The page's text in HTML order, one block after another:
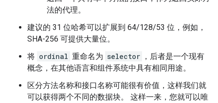
法的代理。
建议的 31 位哈希可以扩展到 64/128/53 位，例如，
SHA-256 可提供大量位。
将 ordinal 重命名为 selector ，后者是一个现有
概念，在其他语言和组件系统中具有相同用途。
区分方法名称和接口名称可能很有价值，这样我们就
可以获得两个不同的数据块。 这样一来，您就可以唯